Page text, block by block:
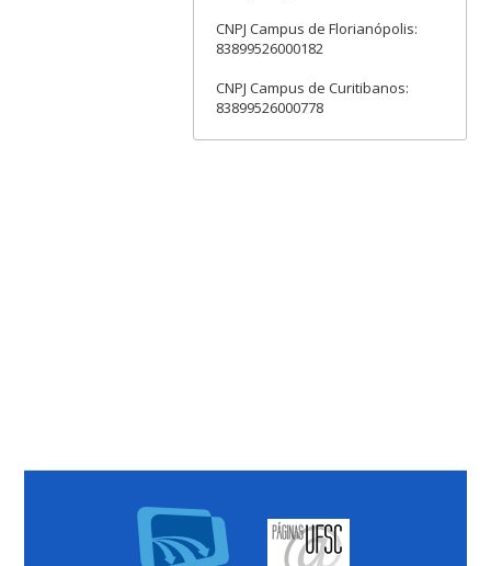
CNPJ Campus de Florianópolis:
83899526000182
CNPJ Campus de Curitibanos:
83899526000778